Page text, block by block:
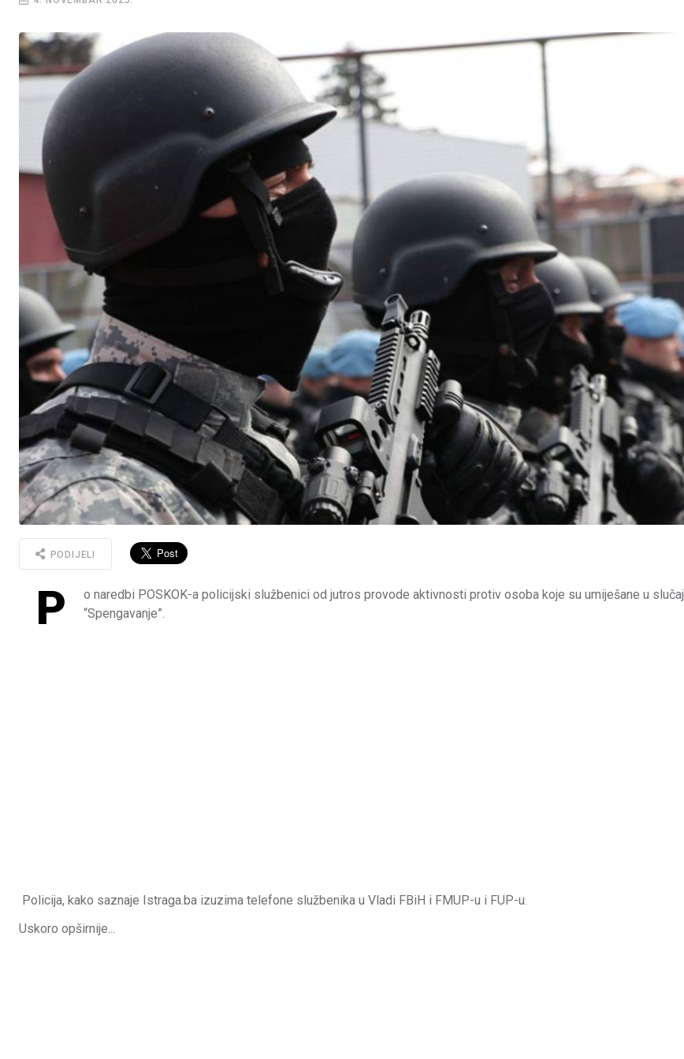
PODIJELI
P
o naredbi POSKOK-a policijski službenici od jutros provode aktivnosti protiv osoba koje su umiješane u slučaj
“Spengavanje”.
Policija, kako saznaje Istraga.ba izuzima telefone službenika u Vladi FBiH i FMUP-u i FUP-u.
Uskoro opširnije...